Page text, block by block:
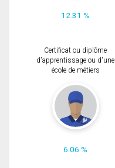
12.31 %
Certificat ou diplôme
d'apprentissage ou d'une
école de métiers
6.06 %